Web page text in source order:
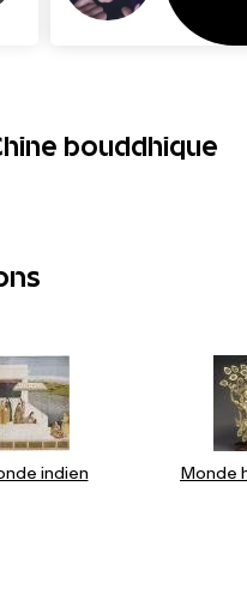
bouddhique
indien Monde